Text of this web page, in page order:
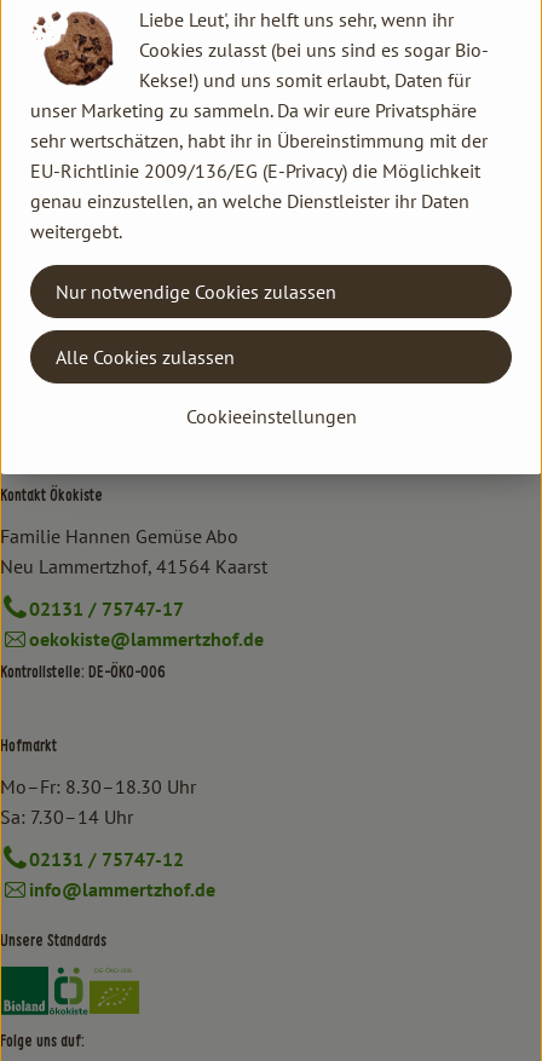
Herkunft
Hersteller: MEM
memo
Kontakt allgemein
Familie Hannen GbR
Neu Lammertzhof, 41564 Kaarst
Kontakt Ökokiste
Familie Hannen Gemüse Abo
Neu Lammertzhof, 41564 Kaarst
02131 / 75747-17
oekokiste@lammertzhof.de
Kontrollstelle: DE-ÖKO-006
Hofmarkt
Mo–Fr: 8.30–18.30 Uhr
Sa: 7.30–14 Uhr
02131 / 75747-12
info@lammertzhof.de
Unsere Standards
Externer Link zu https://www.bioland.de/verbraucher
Externer Link zu https://www.oekokiste.de/
Folge uns auf:
Liebe Leut', ihr helft uns sehr, wenn ihr
Cookies zulasst (bei uns sind es sogar Bio-
Kekse!) und uns somit erlaubt, Daten für
unser Marketing zu sammeln. Da wir eure Privatsphäre
sehr wertschätzen, habt ihr in Übereinstimmung mit der
EU-Richtlinie 2009/136/EG (E-Privacy) die Möglichkeit
genau einzustellen, an welche Dienstleister ihr Daten
weitergebt.
Cookieeinstellungen
Nur notwendige Cookies zulassen
Alle Cookies zulassen